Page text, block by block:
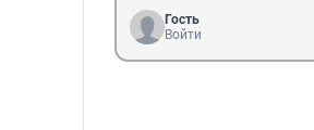
Гость
Войти